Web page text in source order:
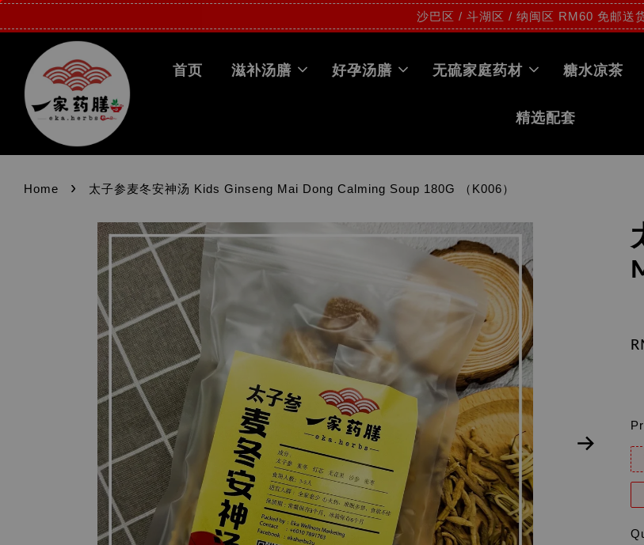
沙巴区 / 斗湖区 / 纳闽区 RM60 免邮送
首页 滋补汤膳 好孕汤膳 无硫家庭药材 糖水凉茶
精选配套
Home › 太子参麦冬安神汤 Kids Ginseng Mai Dong Calming Soup 180G （K006）